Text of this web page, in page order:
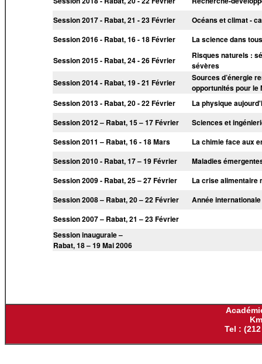
Session 2017 - Rabat, 21 - 23 Février
Océans et climat -
Session 2016 - Rabat, 16 - 18 Février
La science dans
Session 2015 - Rabat, 24 - 26 Février
Risques naturels :
sévères
Session 2014 - Rabat, 19 - 21 Février
Sources d’énergie
opportunités pour le
Session 2013 - Rabat, 20 - 22 Février
La physique
Session 2012 – Rabat, 15 – 17 Février
Sciences et
Session 2011 – Rabat, 16 - 18 Mars
La chimie face aux
Session 2010 - Rabat, 17 – 19 Février
Maladies
Session 2009 - Rabat, 25 – 27 Février
La crise alimentaire
Session 2008 – Rabat, 20 – 22 Février
Année
Session 2007 – Rabat, 21 – 23 Février
Session inaugurale –
Rabat, 18 – 19 Mai 2006
Tel :